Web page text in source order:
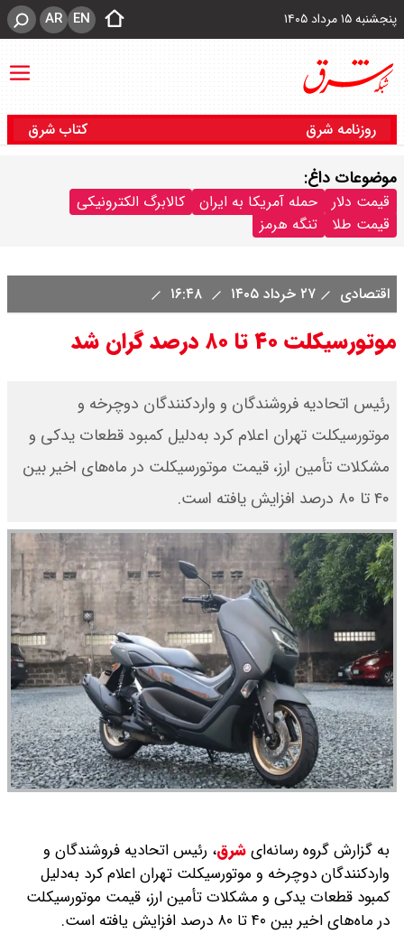
پنجشنبه ۱۵ مرداد ۱۴۰۵ EN
AR
روزنامه شرق کتاب شرق
موضوعات داغ:
قیمت دلار حمله آمریکا به ایران
کالابرگ الکترونیکی
قیمت طلا
تنگه هرمز
اقتصادی ۲۷ خرداد ۱۴۰۵
موتورسیکلت ۴۰ تا ۸۰ درصد گران شد
​رئیس اتحادیه فروشندگان و واردکنندگان دوچرخه و
موتورسیکلت تهران اعلام کرد به‌دلیل کمبود قطعات یدکی و
مشکلات تأمین ارز، قیمت موتورسیکلت در ماه‌های اخیر بین
۴۰ تا ۸۰ درصد افزایش یافته است.
به گزارش گروه رسانه‌ایشرق، رئیس اتحادیه فروشندگان و
واردکنندگان دوچرخه و موتورسیکلت تهران اعلام کرد به‌دلیل
کمبود قطعات یدکی و مشکلات تأمین ارز، قیمت موتورسیکلت
در ماه‌های اخیر بین ۴۰ تا ۸۰ درصد افزایش یافته است.